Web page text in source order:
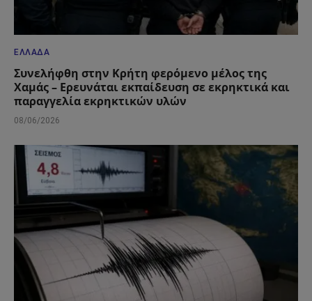
ΕΛΛΆΔΑ
Συνελήφθη στην Κρήτη φερόμενο μέλος της
Χαμάς – Ερευνάται εκπαίδευση σε εκρηκτικά και
παραγγελία εκρηκτικών υλών
08/06/2026